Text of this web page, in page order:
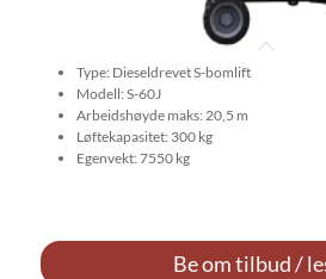
Type: Dieseldrevet S-bomlift
Modell: S-60J
Arbeidshøyde maks: 20,5 m
Løftekapasitet: 300 kg
Egenvekt: 7550 kg
Be om tilbud /